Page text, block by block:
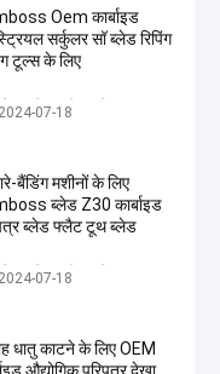
Oem कार्बाइड
सर्कुलर सॉ ब्लेड रिपिंग
टूल्स के लिए
परिपत्र देखा ब्लेड
2024-07-18
बैंडिंग मशीनों के लिए
ब्लेड Z30 कार्बाइड
ब्लेड फ्लैट टूथ ब्लेड
परिपत्र देखा ब्लेड
2024-07-18
धातु काटने के लिए OEM